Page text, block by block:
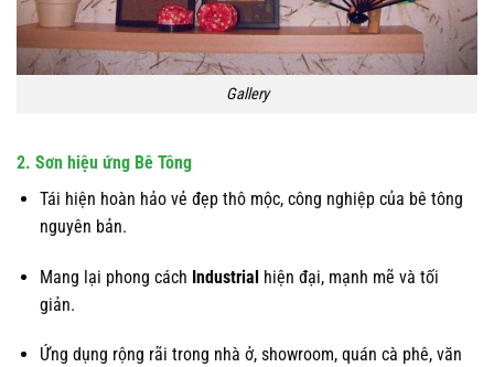
Gallery
2. Sơn hiệu ứng Bê Tông
Tái hiện hoàn hảo vẻ đẹp thô mộc, công nghiệp của bê tông
nguyên bản.
Mang lại phong cách Industrialhiện đại, mạnh mẽ và tối
giản.
Ứng dụng rộng rãi trong nhà ở, showroom, quán cà phê, văn